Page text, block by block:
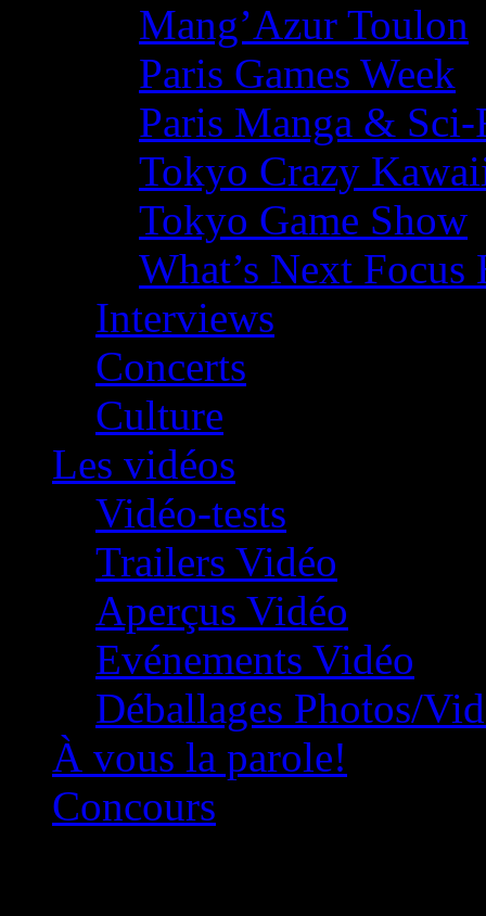
Mang’Azur Toulon
Paris Games Week
Paris Manga &
Tokyo Crazy
Tokyo Game Show
What’s Next
Interviews
Concerts
Culture
Les vidéos
Vidéo-tests
Trailers Vidéo
Aperçus Vidéo
Evénements Vidéo
Déballages Photos/
À vous la parole!
Concours